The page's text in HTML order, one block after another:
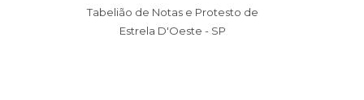
Tabelião de Notas e Protesto de
Estrela D'Oeste - SP